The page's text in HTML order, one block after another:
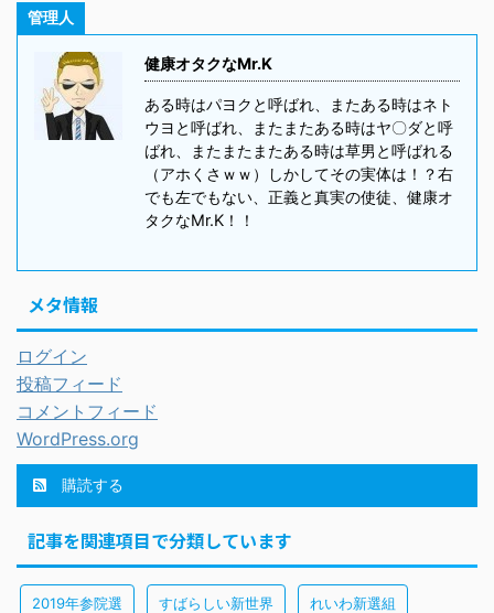
管理人
健康オタクなMr.K
ある時はパヨクと呼ばれ、またある時はネト
ウヨと呼ばれ、またまたある時はヤ〇ダと呼
ばれ、またまたまたある時は草男と呼ばれる
（アホくさｗｗ）しかしてその実体は！？右
でも左でもない、正義と真実の使徒、健康オ
タクなMr.K！！
メタ情報
ログイン
投稿フィード
コメントフィード
WordPress.org
購読する
記事を関連項目で分類しています
2019年参院選 すばらしい新世界 れいわ新選組